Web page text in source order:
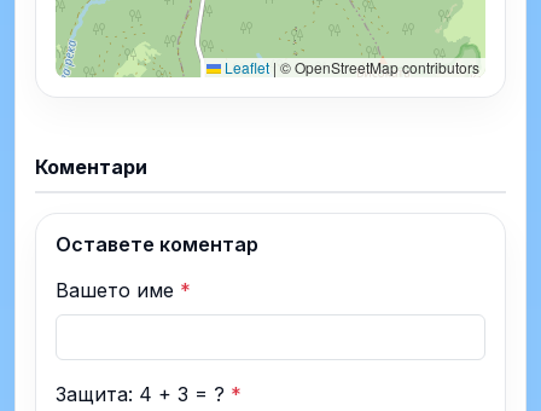
Leaflet | © OpenStreetMap contributors
Коментари
Оставете коментар
Вашето име *
Защита: 4 + 3 = ? *